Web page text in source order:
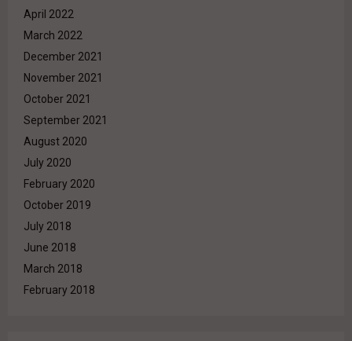
April 2022
March 2022
December 2021
November 2021
October 2021
September 2021
August 2020
July 2020
February 2020
October 2019
July 2018
June 2018
March 2018
February 2018